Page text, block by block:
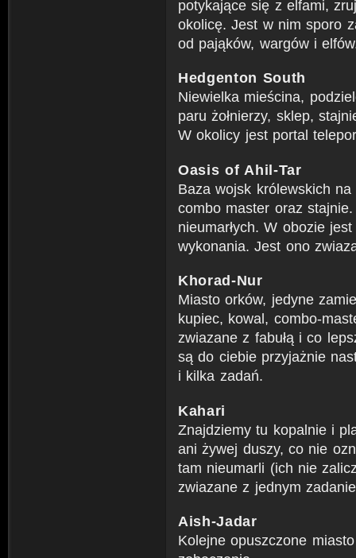
potykające się z elfami,
okolicę. Jest w nim sporo
od pająków, wargów i
Hedgenton South
Niewielka mieścina,
paru żołnierzy, sklep,
W okolicy jest portal
Oasis of Ahil-Tar
Baza wojsk królewskich
combo master oraz
nieumarłych. W obozie
wykonania. Jest ono
Khorad-Nur
Miasto orków, jedyne
kupiec, kowal, combo-
zwiazane z fabułą i co
są do ciebie przyjażnie
i kilka zadań.
Kahari
Znajdziemy tu kopalnie i
ani żywej duszy, co nie
tam nieumarli (ich nie
zwiazane z jednym
Aish-Jadar
Kolejne opuszczone